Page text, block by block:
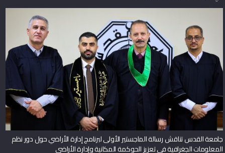
جامعة القدس تناقش رسالة الماجستير الأولى لبرنامج إدارة الأراضي حول دور نظم
المعلومات الجغرافية في تعزيز الحوكمة المكانية وإدارة الأراضي